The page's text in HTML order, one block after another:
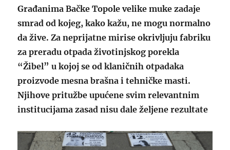
Građanima Bačke Topole velike muke zadaje
smrad od kojeg, kako kažu, ne mogu normalno
da žive. Za neprijatne mirise okrivljuju fabriku
za preradu otpada životinjskog porekla
“Žibel” u kojoj se od klaničnih otpadaka
proizvode mesna brašna i tehničke masti.
Njihove pritužbe upućene svim relevantnim
institucijama zasad nisu dale željene rezultate